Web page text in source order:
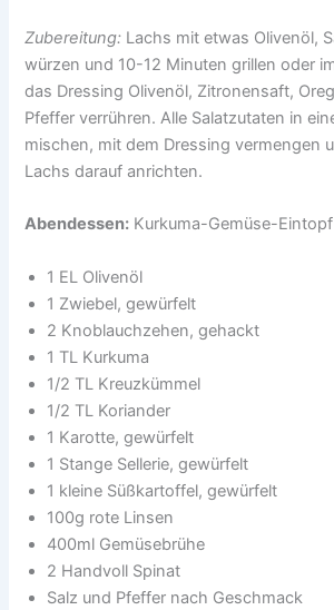
Zubereitung: Lachs mit etwas Olivenöl,
würzen und 10-12 Minuten grillen oder
das Dressing Olivenöl, Zitronensaft,
Pfeffer verrühren. Alle Salatzutaten in
mischen, mit dem Dressing vermengen
Lachs darauf anrichten.
Abendessen: Kurkuma-Gemüse-
1 EL Olivenöl
1 Zwiebel, gewürfelt
2 Knoblauchzehen, gehackt
1 TL Kurkuma
1/2 TL Kreuzkümmel
1/2 TL Koriander
1 Karotte, gewürfelt
1 Stange Sellerie, gewürfelt
1 kleine Süßkartoffel, gewürfelt
100g rote Linsen
400ml Gemüsebrühe
2 Handvoll Spinat
Salz und Pfeffer nach Geschmack